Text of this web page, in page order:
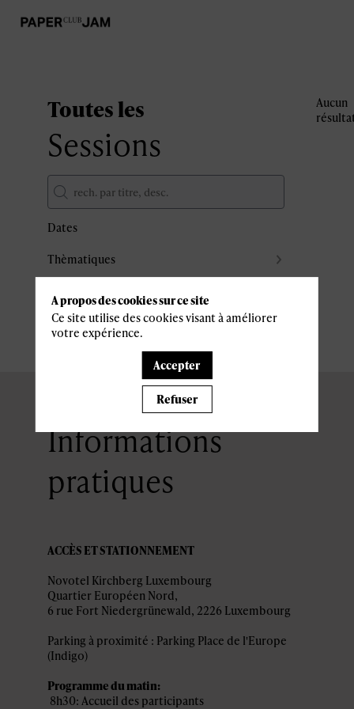
Toutes les
Sessions
Dates
Thèmatiques
Effacer tous les filtres
Aucun
Informations
pratiques
ACCÈS ET STATIONNEMENT
Novotel Kirchberg Luxembourg
Quartier Européen Nord,
Parking à proximité : Parking Place de l'Europe
(Indigo)
Programme du matin:
8h30: Accueil des participants
A propos des cookies sur ce site
Ce site utilise des cookies visant à améliorer
votre expérience.
Accepter
Refuser